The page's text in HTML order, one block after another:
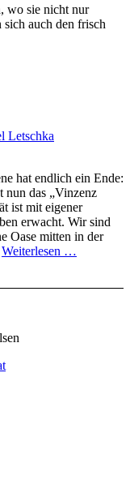
wo sie nicht nur
auch den frisch
Letschka
hat endlich ein Ende:
nun das „Vinzenz
ist mit eigener
erwacht. Wir sind
Oase mitten in der
Weiterlesen …